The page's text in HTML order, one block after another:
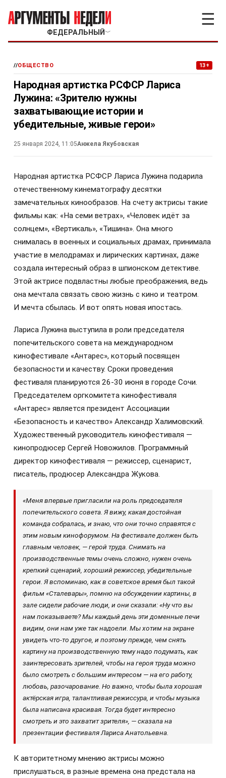
ФЕДЕРАЛЬНЫЙ ﹀
☰
//ОБЩЕСТВО 13+
Народная артистка РСФСР Лариса
Лужина: «Зрителю нужны
захватывающие истории и
убедительные, живые герои»
25 января 2024, 11:05Анжела Якубовская
Народная артистка РСФСР Лариса Лужина подарила
отечественному кинематографу десятки
замечательных кинообразов. На счету актрисы такие
фильмы как: «На семи ветрах», «Человек идёт за
солнцем», «Вертикаль», «Тишина». Она много
снималась в военных и социальных драмах, принимала
участие в мелодрамах и лирических картинах, даже
создала интересный образ в шпионском детективе.
Этой актрисе подвластны любые преображения, ведь
она мечтала связать свою жизнь с кино и театром.
И мечта сбылась. И вот опять новая ипостась.
Лариса Лужина выступила в роли председателя
попечительского совета на международном
кинофестивале «Антарес», который посвящен
безопасности и качеству. Сроки проведения
фестиваля планируются 26-30 июня в городе Сочи.
Председателем оргкомитета кинофестиваля
«Антарес» является президент Ассоциации
«Безопасность и качество» Александр Халимовский.
Художественный руководитель кинофестиваля —
кинопродюсер Сергей Новожилов. Программный
директор кинофестиваля — режиссер, сценарист,
писатель, продюсер Александра Жукова.
«Меня впервые пригласили на роль председателя
попечительского совета. Я вижу, какая достойная
команда собралась, и знаю, что они точно справятся с
этим новым кинофорумом. На фестивале должен быть
главным человек, — герой труда. Снимать на
производственные темы очень сложно, нужен очень
крепкий сценарий, хороший режиссер, убедительные
герои. Я вспоминаю, как в советское время был такой
фильм «Сталевары», помню на обсуждении картины, в
зале сидели рабочие люди, и они сказали: «Ну что вы
нам показываете? Мы каждый день эти доменные печи
видим, они нам уже так надоели. Мы хотим на экране
увидеть что-то другое, и поэтому прежде, чем снять
картину на производственную тему надо подумать, как
заинтересовать зрителей, чтобы на героя труда можно
было смотреть с большим интересом — на его работу,
любовь, разочарование. Но важно, чтобы была хорошая
актёрская игра, талантливая режиссура, и чтобы музыка
была написана красивая. Тогда будет интересно
смотреть и это захватит зрителя», — сказала на
презентации фестиваля Лариса Анатольевна.
К авторитетному мнению актрисы можно
прислушаться, в разные времена она предстала на